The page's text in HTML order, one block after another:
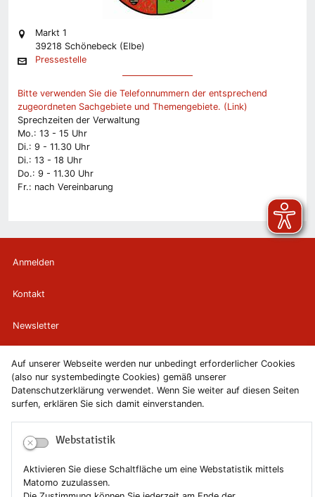
Auf unserer Webseite werden nur unbedingt erforderlicher Cookies
(also nur systembedingte Cookies) gemäß unserer
Datenschutzerklärung verwendet. Wenn Sie weiter auf diesen Seiten
surfen, erklären Sie sich damit einverstanden.
Webstatistik
Aktivieren Sie diese Schaltfläche um eine Webstatistik mittels
Matomo zuzulassen.
Markt 1
39218 Schönebeck (Elbe)
Pressestelle
Bitte verwenden Sie die Telefonnummern der entsprechend
zugeordneten Sachgebiete und Themengebiete. (Link)
Sprechzeiten der Verwaltung
Mo.: 13 - 15 Uhr
Di.: 9 - 11.30 Uhr
Di.: 13 - 18 Uhr
Do.: 9 - 11.30 Uhr
Fr.: nach Vereinbarung
Anmelden
Kontakt
Newsletter
Impressum
Datenschutzerklärung
Erklärung zur Barrierefreiheit
Leichte Sprache